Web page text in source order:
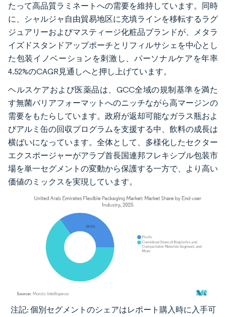
たって高品質ラミネートへの需要を維持しています。同時
に、シャルジャ自由貿易地区に充填ラインを移転するラグ
ジュアリーおよびマスティージ化粧品ブランドが、メタラ
イズドスタンドアップポーチとリフィルサシェを中心とし
た包装イノベーションを刺激し、パーソナルケアを年率
4.52%のCAGR見通しへと押し上げています。
ヘルスケアおよび医薬品は、GCC全域の規制基準を満た
す無菌バリアフォーマットへのニッチながら高マージンの
需要をもたらしています。政府が返却可能なガラス瓶およ
びアルミ缶の回収プログラムを支援する中、飲料の成長は
横ばいになっています。全体として、多様化したセクター
エクスポージャーがアラブ首長国連邦フレキシブル包装市
場を単一セグメントの変動から保護する一方で、より高い
価値のミックスを実現しています。
画像 © Mordor Intelligence。再利用にはCC BY 4.0の表示が必要です。
注記: 個別セグメントのシェアはレポート購入時に入手可